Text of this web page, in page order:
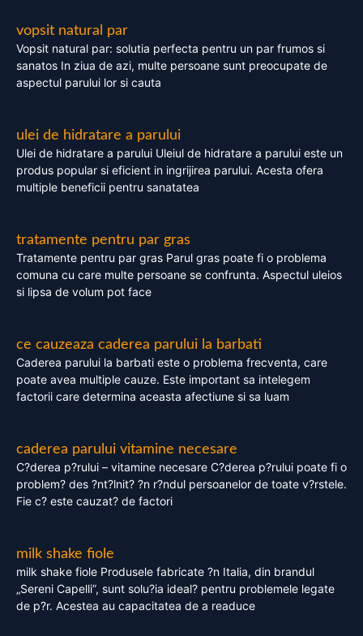
vopsit natural par
Vopsit natural par: solutia perfecta pentru un par frumos si
sanatos In ziua de azi, multe persoane sunt preocupate de
aspectul parului lor si cauta
ulei de hidratare a parului
Ulei de hidratare a parului Uleiul de hidratare a parului este un
produs popular si eficient in ingrijirea parului. Acesta ofera
multiple beneficii pentru sanatatea
tratamente pentru par gras
Tratamente pentru par gras Parul gras poate fi o problema
comuna cu care multe persoane se confrunta. Aspectul uleios
si lipsa de volum pot face
ce cauzeaza caderea parului la barbati
Caderea parului la barbati este o problema frecventa, care
poate avea multiple cauze. Este important sa intelegem
factorii care determina aceasta afectiune si sa luam
caderea parului vitamine necesare
C?derea p?rului – vitamine necesare C?derea p?rului poate fi o
problem? des ?nt?lnit? ?n r?ndul persoanelor de toate v?rstele.
Fie c? este cauzat? de factori
milk shake fiole
milk shake fiole Produsele fabricate ?n Italia, din brandul
„Sereni Capelli”, sunt solu?ia ideal? pentru problemele legate
de p?r. Acestea au capacitatea de a readuce